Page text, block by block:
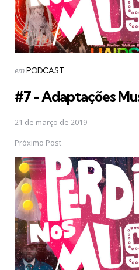
Postado
emPODCAST
#7 - Adaptações
21 de março de 2019
Próximo Post